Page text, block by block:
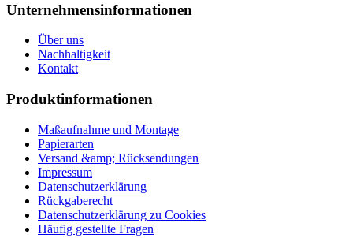
Unternehmensinformationen
Über uns
Nachhaltigkeit
Kontakt
Produktinformationen
Maßaufnahme und Montage
Papierarten
Versand &amp; Rücksendungen
Impressum
Datenschutzerklärung
Rückgaberecht
Datenschutzerklärung zu Cookies
Häufig gestellte Fragen